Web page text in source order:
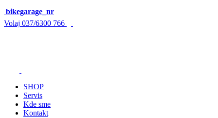
bikegarage_nr
Volaj 037/6300 766
SHOP
Servis
Kde sme
Kontakt